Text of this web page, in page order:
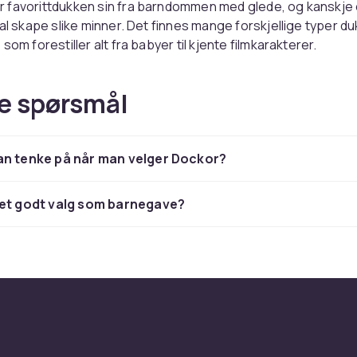
favorittdukken sin fra barndommen med glede, og kanskje
skape slike minner. Det finnes mange forskjellige typer
som forestiller alt fra babyer til kjente filmkarakterer.
dukke som imiterer en ekte baby og noen barnet ditt skal
liten dukkevogn.
som passer til dukkehuset
spørsmål
tenke på når man velger Dockor?
godt valg som barnegave?